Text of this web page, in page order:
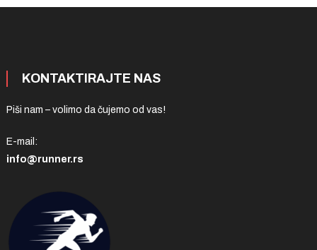
KONTAKTIRAJTE NAS
Piši nam – volimo da čujemo od vas!
E-mail:
info@runner.rs